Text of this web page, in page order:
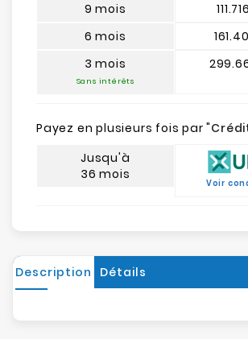
9 mois
6 mois
3 mois
Sans intérêts
Payez en plusieurs fois par "
Jusqu'à
36 mois
Voir
Description Détails